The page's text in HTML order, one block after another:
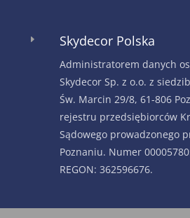
E Skydecor Polska
Administratorem danych
Skydecor Sp. z o.o. z
Św. Marcin 29/8, 61-806
rejestru przedsiębiorców
Sądowego prowadzonego
Poznaniu. Numer
REGON: 362596676.